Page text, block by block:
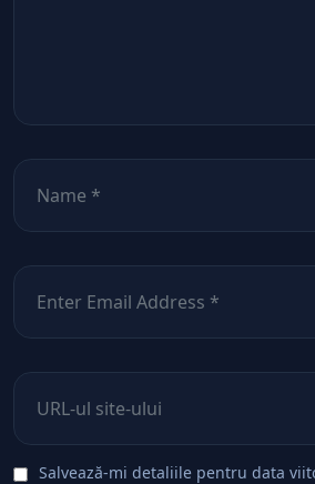
Salvează-mi detaliile pentru data